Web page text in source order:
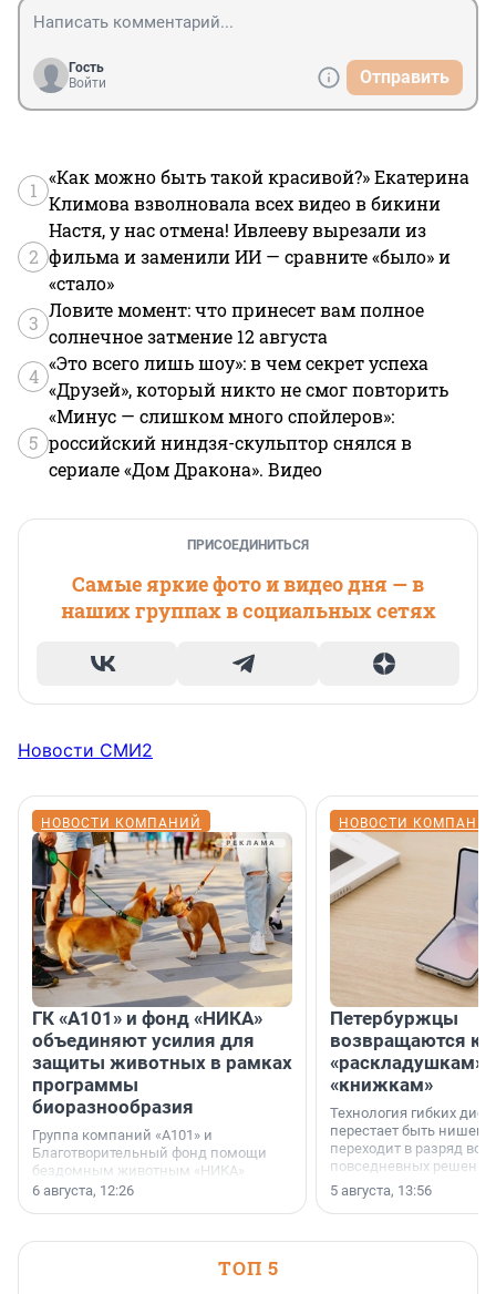
Гость
Войти
Отправить
1
«Как можно быть такой красивой?» Екатерина
Климова взволновала всех видео в бикини
2
Настя, у нас отмена! Ивлееву вырезали из
фильма и заменили ИИ — сравните «было» и
«стало»
3
Ловите момент: что принесет вам полное
солнечное затмение 12 августа
4
«Это всего лишь шоу»: в чем секрет успеха
«Друзей», который никто не смог повторить
5
«Минус — слишком много спойлеров»:
российский ниндзя-скульптор снялся в
сериале «Дом Дракона». Видео
ПРИСОЕДИНИТЬСЯ
Самые яркие фото и видео дня — в
наших группах в социальных сетях
Новости СМИ2
НОВОСТИ КОМПАНИЙ
ГК «А101» и фонд «НИКА»
объединяют усилия для
защиты животных в рамках
программы
биоразнообразия
Группа компаний «А101» и
Благотворительный фонд помощи
бездомным животным «НИКА»
заключили соглашение о
6 августа, 12:26
НОВОСТИ
Петербуржцы
возвращаются к
«раскладушкам»
«книжкам»
Технология гибких
перестает быть
переходит в разряд
повседневных
5 августа, 13:56
ТОП 5